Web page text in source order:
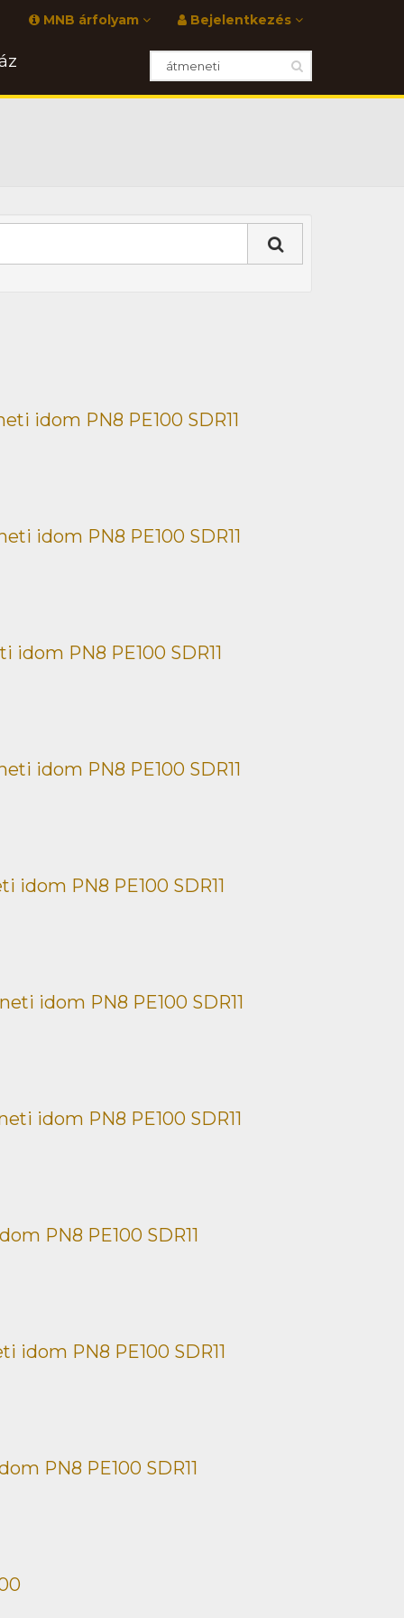
Bejelentkezés
MNB árfolyam
idom PN8 PE100 SDR11
idom PN8 PE100 SDR11
PN8 PE100 SDR11
idom PN8 PE100 SDR11
PN8 PE100 SDR11
idom PN8 PE100 SDR11
idom PN8 PE100 SDR11
PN8 PE100 SDR11
PN8 PE100 SDR11
PN8 PE100 SDR11